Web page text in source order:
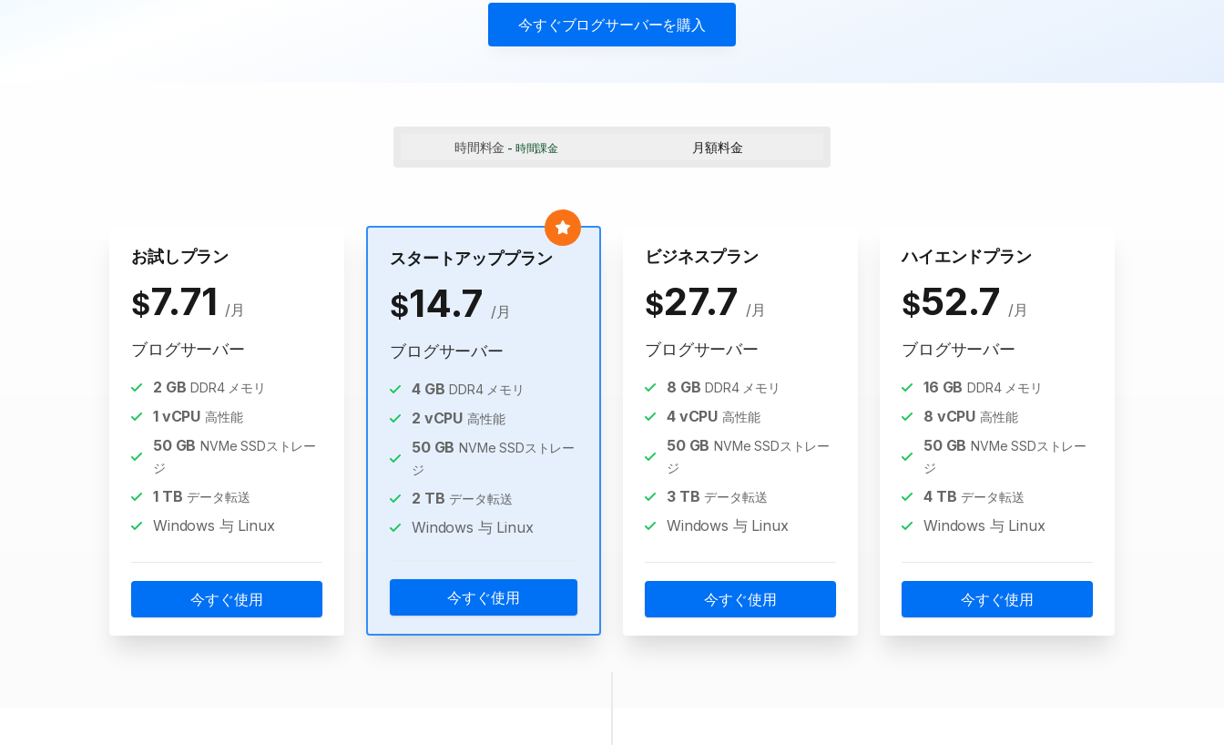
今すぐブログサーバーを購入
時間料金 - 時間課金 月額料金
お試しプラン
$7.71 /月
ブログサーバー
2 GB DDR4 メモリ
1vCPU 高性能
50GB NVMe SSDストレー
ジ
1TB データ転送
Windows 与 Linux
今すぐ使用
スタートアッププラン
$14.7 /月
ブログサーバー
4GB DDR4 メモリ
2 vCPU 高性能
50GB NVMe SSDストレー
ジ
2 TB データ転送
Windows 与 Linux
今すぐ使用
ビジネスプラン
$27.7 /月
ブログサーバー
8 GB DDR4 メモリ
4vCPU 高性能
50GB NVMe SSDストレー
ジ
3TB データ転送
Windows 与 Linux
今すぐ使用
ハイエンドプラン
$52.7 /月
ブログサーバー
16 GB DDR4 メモリ
8 vCPU 高性能
50GB NVMe SSDストレー
ジ
4TB データ転送
Windows 与 Linux
今すぐ使用